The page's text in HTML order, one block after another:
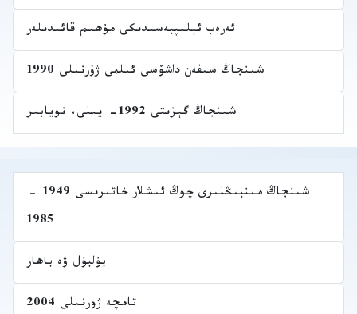
ئەرەب ئېلىپبەسىدىكى مۇھىم قائىدىلەر
شىنجاڭ سىفەن داشۆسى ئىلمى ژۇرنىلى 1990
شىنجاڭ گېزىتى 1992- يىلى، نويابىر
شىنجاڭ مىنبىڭلىرى چوڭ ئىشلار خاتىرىسى 1949 -
1985
بۇلبۇل ۋە باھار
تامچە ژورنىلى 2004